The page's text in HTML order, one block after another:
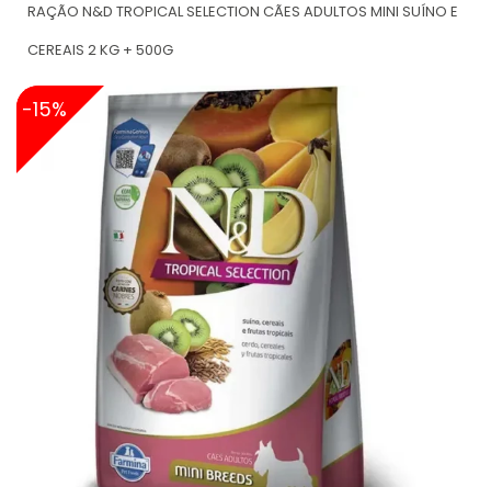
RAÇÃO N&D TROPICAL SELECTION CÃES ADULTOS MINI SUÍNO E
CEREAIS 2 KG + 500G
-15%